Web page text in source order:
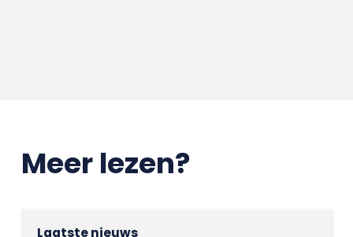
Meer lezen?
Laatste nieuws